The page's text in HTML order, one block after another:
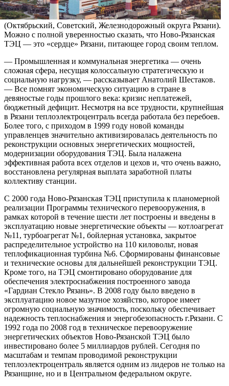
Кроме того, станция поставляет тепловую энергию в более
чем 60% жилых и общественных зданий областного центра
(Октябрьский, Советский, Железнодорожный округа Рязани).
Можно с полной уверенностью сказать, что Ново-Рязанская
ТЭЦ — это «сердце» Рязани, питающее город своим теплом.
— Промышленная и коммунальная энергетика — очень
сложная сфера, несущая колоссальную стратегическую и
социальную нагрузку, — рассказывает Анатолий Шестаков.
— Все помнят экономическую ситуацию в стране в
девяностые годы прошлого века: кризис неплатежей,
бюджетный дефицит. Несмотря на все трудности, крупнейшая
в Рязани теплоэлектроцентраль всегда работала без перебоев.
Более того, с приходом в 1999 году новой команды
управленцев значительно активизировалась деятельность по
реконструкции основных энергетических мощностей,
модернизации оборудования ТЭЦ. Была налажена
эффективная работа всех отделов и цехов и, что очень важно,
восстановлена регулярная выплата заработной платы
коллективу станции.
С 2000 года Ново-Рязанская ТЭЦ приступила к планомерной
реализации Программы технического перевооружения, в
рамках которой в течение шести лет построены и введены в
эксплуатацию новые энергетические объекты — котлоагрегат
№11, турбоагрегат №1, бойлерная установка, закрытое
распределительное устройство на 110 киловольт, новая
теплофикационная турбина №6. Сформированы финансовые
и технические основы для дальнейшей реконструкции ТЭЦ.
Кроме того, на ТЭЦ смонтировано оборудование для
обеспечения электроснабжения построенного завода
«Гардиан Стекло Рязань». В 2008 году было введено в
эксплуатацию новое мазутное хозяйство, которое имеет
огромную социальную значимость, поскольку обеспечивает
надежность теплоснабжения и энергобезопасность г.Рязани. С
1992 года по 2008 год в техническое перевооружение
энергетических объектов Ново-Рязанской ТЭЦ было
инвестировано более 5 миллиардов рублей. Сегодня по
масштабам и темпам проводимой реконструкции
теплоэлектроцентраль является одним из лидеров не только на
Рязанщине, но и в Центральном федеральном округе.